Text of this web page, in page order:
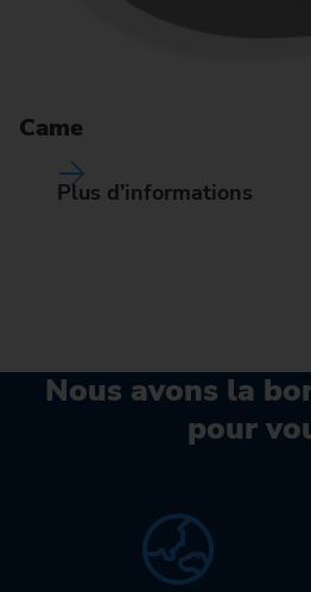
Came
Plus d’informations
Nous avons la
pour